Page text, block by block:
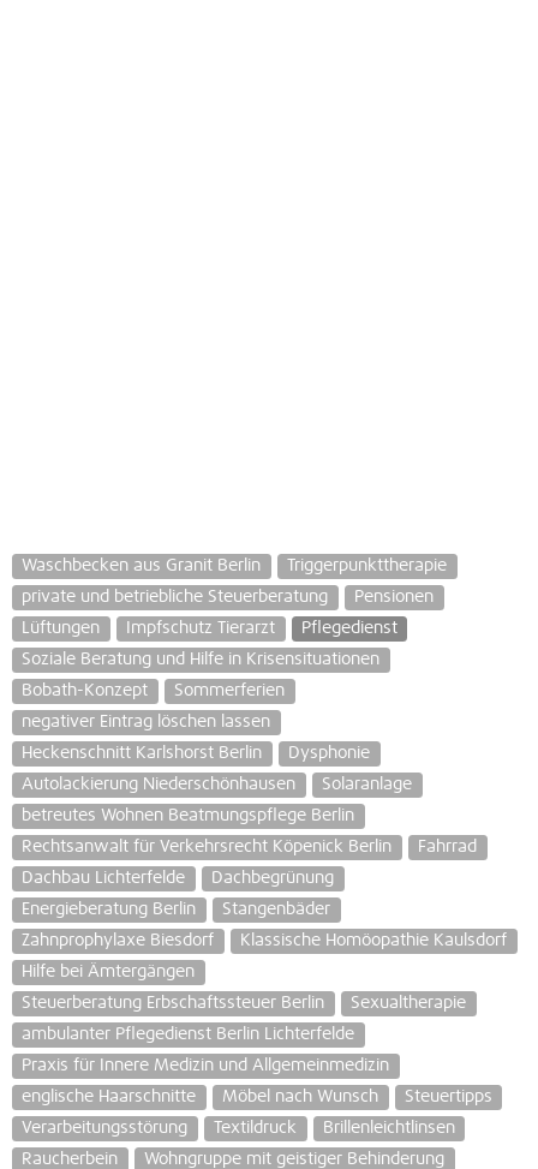
Waschbecken aus Granit Berlin
Triggerpunkttherapie
private und betriebliche Steuerberatung
Pensionen
Lüftungen
Impfschutz Tierarzt
Pflegedienst
Soziale Beratung und Hilfe in Krisensituationen
Bobath-Konzept
Sommerferien
negativer Eintrag löschen lassen
Heckenschnitt Karlshorst Berlin
Dysphonie
Autolackierung Niederschönhausen
Solaranlage
betreutes Wohnen Beatmungspflege Berlin
Rechtsanwalt für Verkehrsrecht Köpenick Berlin
Fahrrad
Dachbau Lichterfelde
Dachbegrünung
Energieberatung Berlin
Stangenbäder
Zahnprophylaxe Biesdorf
Klassische Homöopathie Kaulsdorf
Hilfe bei Ämtergängen
Steuerberatung Erbschaftssteuer Berlin
Sexualtherapie
ambulanter Pflegedienst Berlin Lichterfelde
Praxis für Innere Medizin und Allgemeinmedizin
englische Haarschnitte
Möbel nach Wunsch
Steuertipps
Verarbeitungsstörung
Textildruck
Brillenleichtlinsen
Raucherbein
Wohngruppe mit geistiger Behinderung